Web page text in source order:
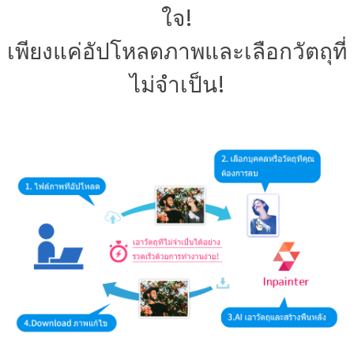
ใจ!
เพียงแค่อัปโหลดภาพและเลือกวัตถุที่
ไม่จำเป็น!